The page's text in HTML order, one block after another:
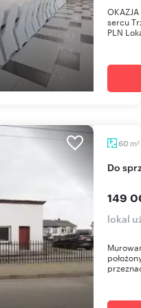
sercu
PLN
60 m2
Do
149
lokal